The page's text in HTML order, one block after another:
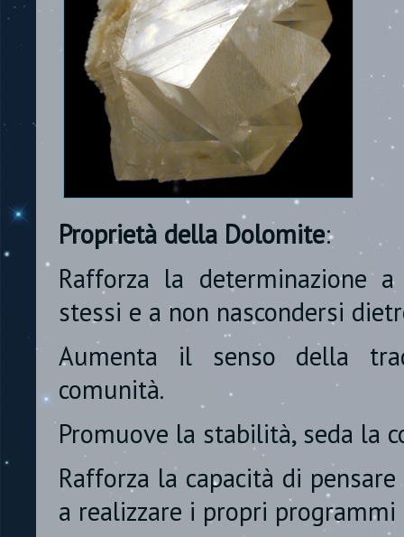
Proprietà della Dolomite:
Rafforza la determinazione
stessi e a non nascondersi
Aumenta il senso della
comunità.
Promuove la stabilità, seda la
Rafforza la capacità di
a realizzare i propri